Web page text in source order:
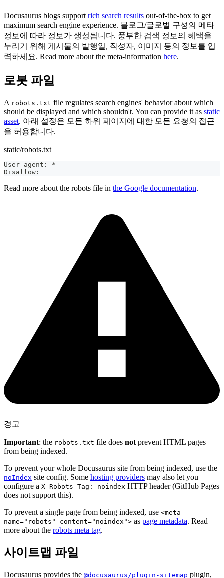
Docusaurus blogs support rich search results out-of-the-box to get
maximum search engine experience. 블로그/글로벌 구성의 메타
정보에 따라 정보가 생성됩니다. 풍부한 검색 정보의 혜택을
누리기 위해 게시물의 발행일, 작성자, 이미지 등의 정보를 입
력하세요. Read more about the meta-information here.
로봇 파일
A robots.txt file regulates search engines' behavior about which
should be displayed and which shouldn't. You can provide it as static
asset. 아래 설정은 모든 하위 페이지에 대한 모든 요청의 접근
을 허용합니다.
static/robots.txt
User-agent: *
Disallow:
Read more about the robots file in the Google documentation.
경고
Important: the robots.txt file does not prevent HTML pages
from being indexed.
To prevent your whole Docusaurus site from being indexed, use the
noIndex site config. Some hosting providers may also let you
configure a X-Robots-Tag: noindex HTTP header (GitHub Pages
does not support this).
To prevent a single page from being indexed, use <meta
name="robots" content="noindex"> as page metadata. Read
more about the robots meta tag.
사이트맵 파일
Docusaurus provides the @docusaurus/plugin-sitemap plugin,